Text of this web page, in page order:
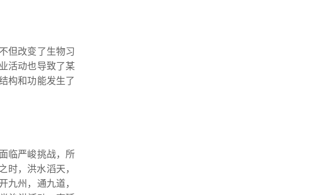
但改变了生物习
活动也导致了某
构和功能发生了
临严峻挑战，所
时，洪水滔天，
州，通九道，